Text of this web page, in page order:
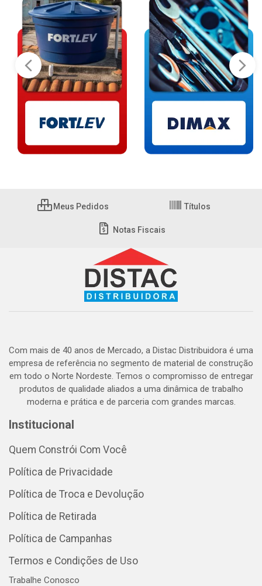
Meus Pedidos Títulos
Notas Fiscais
Com mais de 40 anos de Mercado, a Distac Distribuidora é uma
empresa de referência no segmento de material de construção
em todo o Norte Nordeste. Temos o compromisso de entregar
produtos de qualidade aliados a uma dinâmica de trabalho
moderna e prática e de parceria com grandes marcas.
Institucional
Quem Constrói Com Você
Política de Privacidade
Política de Troca e Devolução
Política de Retirada
Política de Campanhas
Termos e Condições de Uso
Trabalhe Conosco